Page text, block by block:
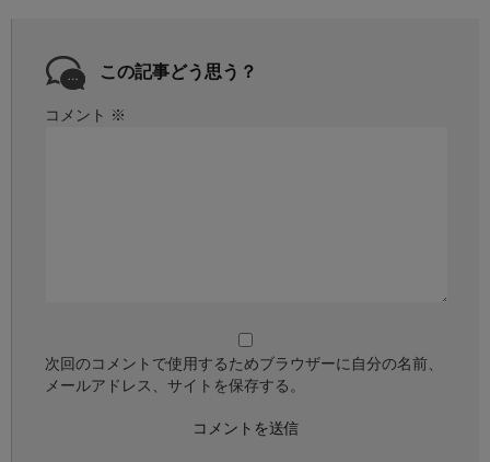
この記事どう思う？
コメント ※
次回のコメントで使用するためブラウザーに自分の名前、
メールアドレス、サイトを保存する。